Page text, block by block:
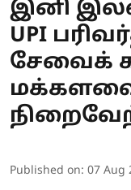
இனி
UPI
சேவைக்
Published on: 07 Aug